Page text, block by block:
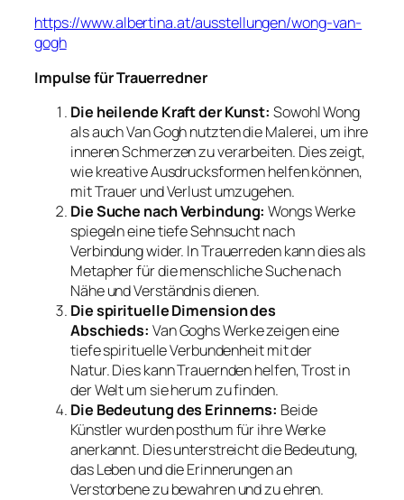
https://www.albertina.at/ausstellungen/wong-van-
gogh
Impulse für Trauerredner
Die heilende Kraft der Kunst: Sowohl Wong
als auch Van Gogh nutzten die Malerei, um ihre
inneren Schmerzen zu verarbeiten. Dies zeigt,
wie kreative Ausdrucksformen helfen können,
mit Trauer und Verlust umzugehen.
Die Suche nach Verbindung: Wongs Werke
spiegeln eine tiefe Sehnsucht nach
Verbindung wider. In Trauerreden kann dies als
Metapher für die menschliche Suche nach
Nähe und Verständnis dienen.
Die spirituelle Dimension des
Abschieds: Van Goghs Werke zeigen eine
tiefe spirituelle Verbundenheit mit der
Natur. Dies kann Trauernden helfen, Trost in
der Welt um sie herum zu finden.
Die Bedeutung des Erinnerns: Beide
Künstler wurden posthum für ihre Werke
anerkannt. Dies unterstreicht die Bedeutung,
das Leben und die Erinnerungen an
Verstorbene zu bewahren und zu ehren.